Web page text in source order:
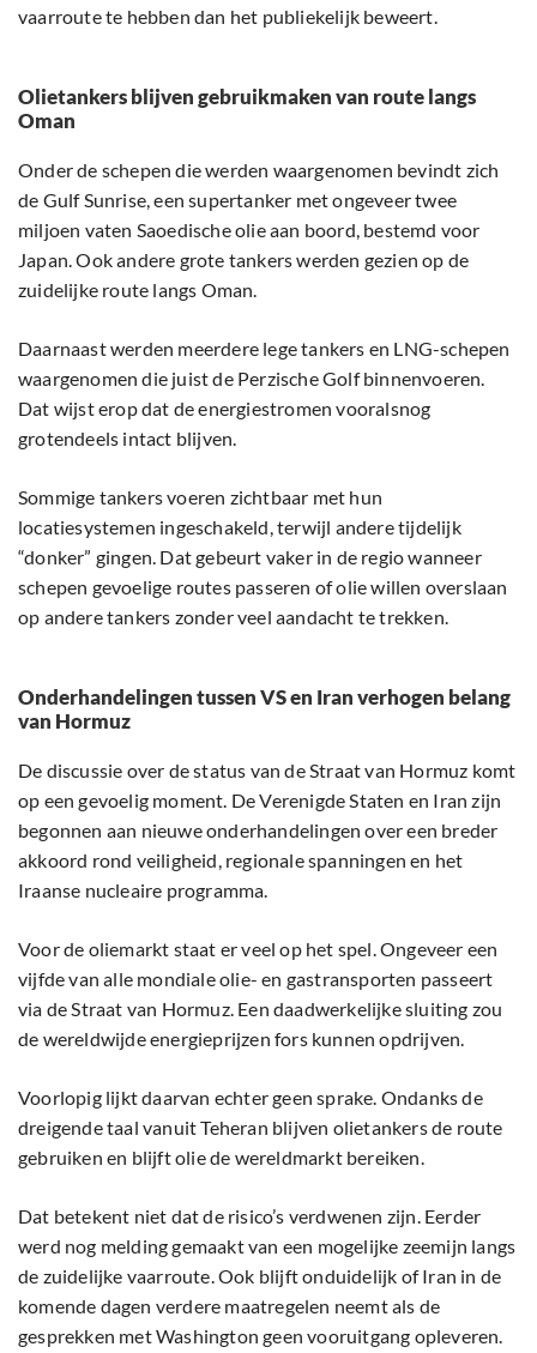
vaarroute te hebben dan het publiekelijk beweert.
Olietankers blijven gebruikmaken van route langs
Oman
Onder de schepen die werden waargenomen bevindt zich
de Gulf Sunrise, een supertanker met ongeveer twee
miljoen vaten Saoedische olie aan boord, bestemd voor
Japan. Ook andere grote tankers werden gezien op de
zuidelijke route langs Oman.
Daarnaast werden meerdere lege tankers en LNG-schepen
waargenomen die juist de Perzische Golf binnenvoeren.
Dat wijst erop dat de energiestromen vooralsnog
grotendeels intact blijven.
Sommige tankers voeren zichtbaar met hun
locatiesystemen ingeschakeld, terwijl andere tijdelijk
“donker” gingen. Dat gebeurt vaker in de regio wanneer
schepen gevoelige routes passeren of olie willen overslaan
op andere tankers zonder veel aandacht te trekken.
Onderhandelingen tussen VS en Iran verhogen belang
van Hormuz
De discussie over de status van de Straat van Hormuz komt
op een gevoelig moment. De Verenigde Staten en Iran zijn
begonnen aan nieuwe onderhandelingen over een breder
akkoord rond veiligheid, regionale spanningen en het
Iraanse nucleaire programma.
Voor de oliemarkt staat er veel op het spel. Ongeveer een
vijfde van alle mondiale olie- en gastransporten passeert
via de Straat van Hormuz. Een daadwerkelijke sluiting zou
de wereldwijde energieprijzen fors kunnen opdrijven.
Voorlopig lijkt daarvan echter geen sprake. Ondanks de
dreigende taal vanuit Teheran blijven olietankers de route
gebruiken en blijft olie de wereldmarkt bereiken.
Dat betekent niet dat de risico’s verdwenen zijn. Eerder
werd nog melding gemaakt van een mogelijke zeemijn langs
de zuidelijke vaarroute. Ook blijft onduidelijk of Iran in de
komende dagen verdere maatregelen neemt als de
gesprekken met Washington geen vooruitgang opleveren.